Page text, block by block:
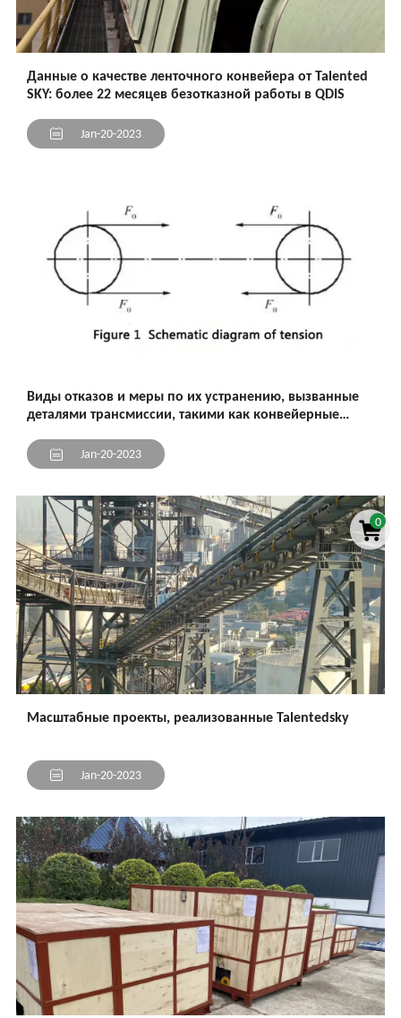
0
Оставьте Свое Сообщение
Поля отмеченные звездочкой * обязательны для заполнения.
Телефон:*
Эл.почта:*
Страна:*
Компания:*
Сообщение:*
Данные о качестве ленточного конвейера от Talented
SKY: более 22 месяцев безотказной работы в QDIS
Jan-20-2023
Виды отказов и меры по их устранению, вызванные
деталями трансмиссии, такими как конвейерные
Jan-20-2023
Масштабные проекты, реализованные Talentedsky
Jan-20-2023